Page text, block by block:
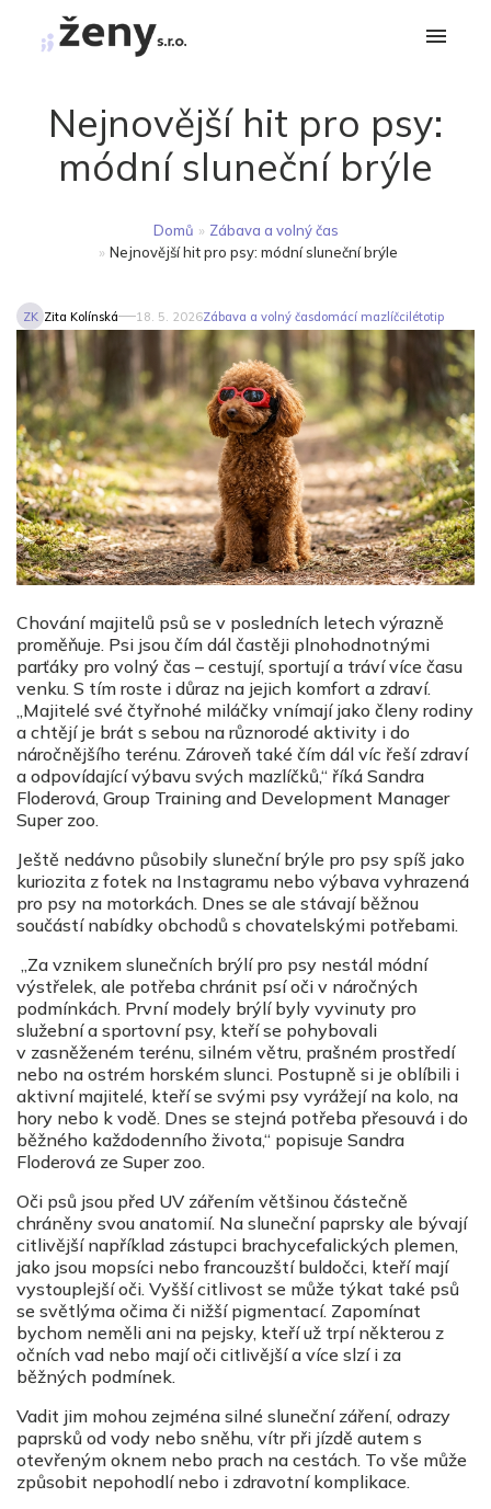
Nejnovější hit pro psy:
módní sluneční brýle
Domů » Zábava a volný čas
» Nejnovější hit pro psy: módní sluneční brýle
ZK Zita Kolínská 18. 5. 2026Zábava a volný časdomácí mazlíčcilétotip
Chování majitelů psů se v posledních letech výrazně
proměňuje. Psi jsou čím dál častěji plnohodnotnými
parťáky pro volný čas – cestují, sportují a tráví více času
venku. S tím roste i důraz na jejich komfort a zdraví.
„Majitelé své čtyřnohé miláčky vnímají jako členy rodiny
a chtějí je brát s sebou na různorodé aktivity i do
náročnějšího terénu. Zároveň také čím dál víc řeší zdraví
a odpovídající výbavu svých mazlíčků,“ říká Sandra
Floderová, Group Training and Development Manager
Super zoo.
Ještě nedávno působily sluneční brýle pro psy spíš jako
kuriozita z fotek na Instagramu nebo výbava vyhrazená
pro psy na motorkách. Dnes se ale stávají běžnou
součástí nabídky obchodů s chovatelskými potřebami.
„Za vznikem slunečních brýlí pro psy nestál módní
výstřelek, ale potřeba chránit psí oči v náročných
podmínkách. První modely brýlí byly vyvinuty pro
služební a sportovní psy, kteří se pohybovali
v zasněženém terénu, silném větru, prašném prostředí
nebo na ostrém horském slunci. Postupně si je oblíbili i
aktivní majitelé, kteří se svými psy vyrážejí na kolo, na
hory nebo k vodě. Dnes se stejná potřeba přesouvá i do
běžného každodenního života,“ popisuje Sandra
Floderová ze Super zoo.
Oči psů jsou před UV zářením většinou částečně
chráněny svou anatomií. Na sluneční paprsky ale bývají
citlivější například zástupci brachycefalických plemen,
jako jsou mopsíci nebo francouzští buldočci, kteří mají
vystouplejší oči. Vyšší citlivost se může týkat také psů
se světlýma očima či nižší pigmentací. Zapomínat
bychom neměli ani na pejsky, kteří už trpí některou z
očních vad nebo mají oči citlivější a více slzí i za
běžných podmínek.
Vadit jim mohou zejména silné sluneční záření, odrazy
paprsků od vody nebo sněhu, vítr při jízdě autem s
otevřeným oknem nebo prach na cestách. To vše může
způsobit nepohodlí nebo i zdravotní komplikace.